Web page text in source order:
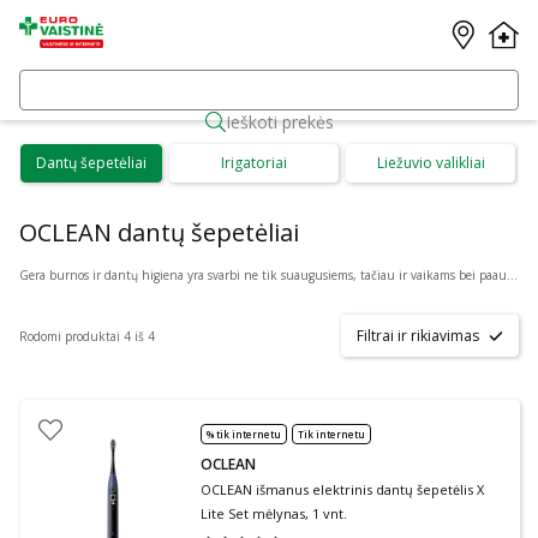
Ieškoti prekės
Dantų šepetėliai Irigatoriai Liežuvio valikliai
OCLEAN dantų šepetėliai
Gera burnos ir dantų higiena yra svarbi ne tik suaugusiems, tačiau ir vaikams bei paaugliams. Puikiai higienai palaikyti Eurovaistinė internete siūlo patogiai internetu įsigyti: Acca Kappa, Curaprox, Elmex, Gum, Jordan, Lacalut, Paradontax, Royal Denta, Sensodyne ir daugybės kitų gamintojų dantų šepetėlius bei jų rinkinius.
Rodomi produktai 4 iš 4 Filtrai ir rikiavimas
% tik internetu Tik internetu
OCLEAN
OCLEAN išmanus elektrinis dantų šepetėlis X
Lite Set mėlynas, 1 vnt.